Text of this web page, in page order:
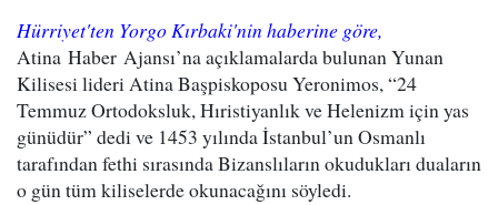
Hürriyet'ten Yorgo Kırbaki'nin haberine göre,
Atina Haber Ajansı’na açıklamalarda bulunan Yunan
Kilisesi lideri Atina Başpiskoposu Yeronimos, “24
Temmuz Ortodoksluk, Hıristiyanlık ve Helenizm için yas
günüdür” dedi ve 1453 yılında İstanbul’un Osmanlı
tarafından fethi sırasında Bizanslıların okudukları duaların
o gün tüm kiliselerde okunacağını söyledi.